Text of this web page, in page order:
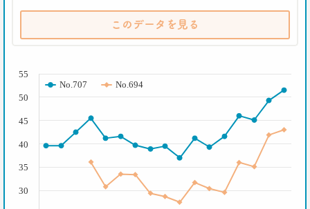
2021.10.12
奥田民生は「おじさん」を
ユニコーンの武器にした
前沢 裕文
40代おじさん・ロンブー淳 人生満点じゃない理由
は日光東照宮？
–日経クロストレンド 連載⑮–
生活総研 上席研究員/コピーライター
このデータを見る
No.707 No.694
40
50
30
35
45
55